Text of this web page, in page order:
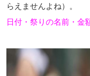
らえませんよね）。
日付・祭りの名前・金